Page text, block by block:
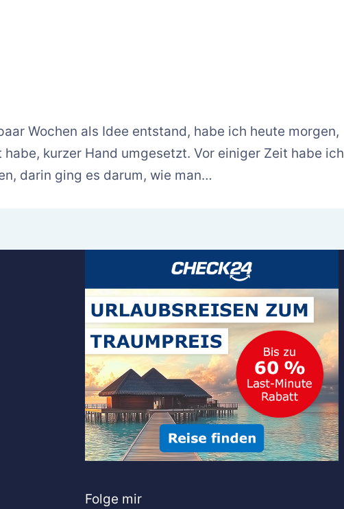
Wochen als Idee entstand, habe ich heute morgen,
kurzer Hand umgesetzt. Vor einiger Zeit habe ich
darin ging es darum, wie man…
Folge mir